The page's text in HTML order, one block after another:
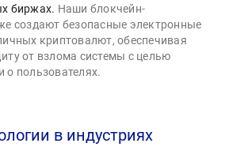
биржах. Наши блокчейн-
создают безопасные электронные
криптовалют, обеспечивая
от взлома системы с целью
пользователях.
в индустриях